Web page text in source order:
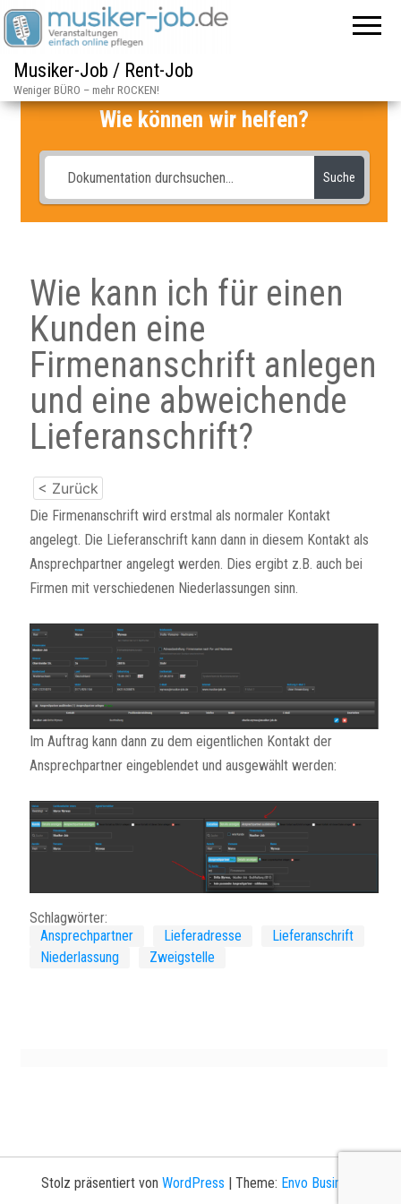
Musiker-Job / Rent-Job
Weniger BÜRO – mehr ROCKEN!
Wie können wir helfen?
Suche
Wie kann ich für einen
Kunden eine
Firmenanschrift anlegen
und eine abweichende
Lieferanschrift?
< Zurück
Die Firmenanschrift wird erstmal als normaler Kontakt
angelegt. Die Lieferanschrift kann dann in diesem Kontakt als
Ansprechpartner angelegt werden. Dies ergibt z.B. auch bei
Firmen mit verschiedenen Niederlassungen sinn.
Im Auftrag kann dann zu dem eigentlichen Kontakt der
Ansprechpartner eingeblendet und ausgewählt werden:
Schlagwörter:
Ansprechpartner
Lieferadresse
Lieferanschrift
Niederlassung
Zweigstelle
Stolz präsentiert von WordPress | Theme: Envo Business